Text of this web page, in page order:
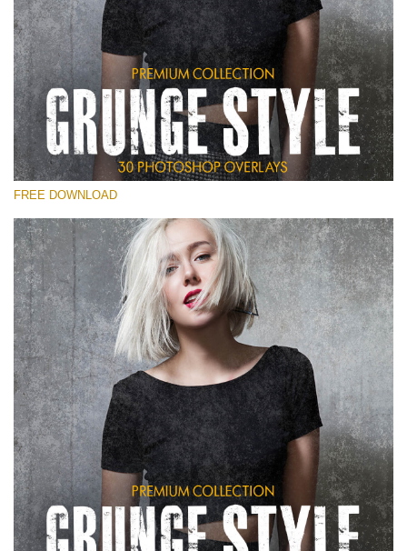
Please select
Free Photoshop Overlay
Small 800*533px
Grunge Style
(30 Overlays)
Entire Collection
(1783 Overlays)
Large 6000*4000px
Free download
FREE DOWNLOAD